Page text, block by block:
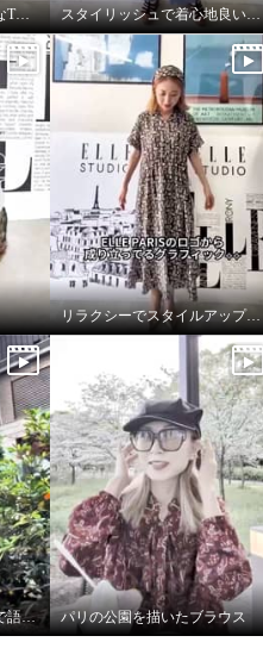
グラフィックがおしゃれなTシャツ スタイリッシュで着心地良いデニムパンツ
リラクシーでスタイルアップしてくれるワンピース♪
プリーツのセットアップで語学レッスンへ♪ パリの公園を描いたブラウス